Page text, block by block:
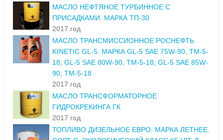
МАСЛО НЕФТЯНОЕ ТУРБИННОЕ С
ПРИСАДКАМИ. МАРКА ТП-30
2017 год
МАСЛО ТРАНСМИССИОННОЕ РОСНЕФТЬ
KINETIC GL-5. МАРКА GL-5 SAE 75W-90, ТМ-5-
18; GL-5 SAE 80W-90, ТМ-5-18; GL-5 SAE 85W-
90, ТМ-5-18
2017 год
МАСЛО ТРАНСФОРМАТОРНОЕ
ГИДРОКРЕКИНГА ГК
2017 год
ТОПЛИВО ДИЗЕЛЬНОЕ ЕВРО. МАРКА ЛЕТНЕЕ.